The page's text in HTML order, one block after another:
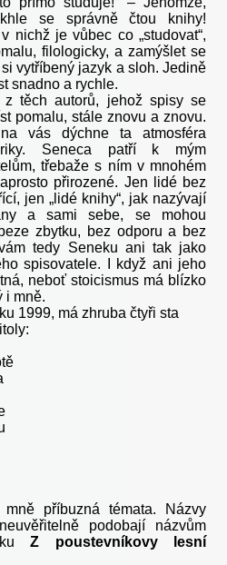
se správně čtou knihy!
nichž je vůbec co „studovat“,
filologicky, a zamýšlet se
vytříbený jazyk a sloh. Jedině
snadno a rychle.
z těch autorů, jehož spisy se
pomalu, stále znovu a znovu.
vás dýchne ta atmosféra
Seneca patří k mým
třebaže s ním v mnohém
přirozené. Jen lidé bez
jen „lidé knihy“, jak nazývají
a sami sebe, se mohou
zbytku, bez odporu a bez
tedy Seneku ani tak jako
spisovatele. I když ani jeho
neboť stoicismus má blízko
i mně.
1999, má zhruba čtyři sta
příbuzná témata. Názvy
podobají názvům
Z poustevníkovy lesní